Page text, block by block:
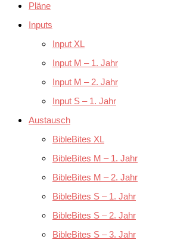
Pläne
Inputs
Input XL
Input M – 1. Jahr
Input M – 2. Jahr
Input S – 1. Jahr
Austausch
BibleBites XL
BibleBites M – 1. Jahr
BibleBites M – 2. Jahr
BibleBites S – 1. Jahr
BibleBites S – 2. Jahr
BibleBites S – 3. Jahr